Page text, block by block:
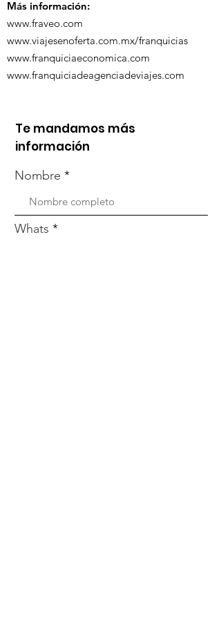
Más información:
www.fraveo.com
www.viajesenoferta.com.mx/franquicias
www.franquiciaeconomica.com
www.franquiciadeagenciadeviajes.com
Te mandamos más
información
Nombre
Whats